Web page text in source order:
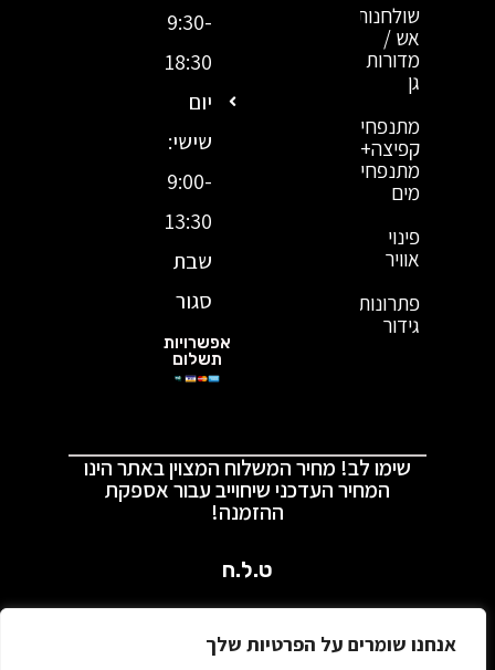
אנחנו שומרים על הפרטיות שלך
שולחנות
אש /
מדורות
גן
מתנפחי
קפיצה+
מתנפחי
מים
פינוי
אוויר
פתרונות
גידור
9:30-
18:30
יום
שישי:
9:00-
13:30
שבת
סגור
אפשרויות
תשלום
שימו לב! מחיר המשלוח המצוין באתר הינו
המחיר העדכני שיחוייב עבור אספקת
ההזמנה!
ט.ל.ח
ריהוט בית וגן KLY YOTZER LTD